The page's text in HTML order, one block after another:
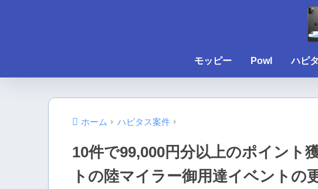
モッピー Powl ハピ
ホーム ハピタス案件
10件で99,000円分以上のポイント
トの陸マイラー御用達イベントの